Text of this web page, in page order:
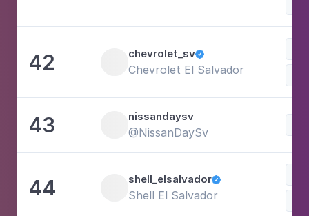
42 chevrolet_sv
Chevrolet El Salvador
43 nissandaysv
@NissanDaySv
44 shell_elsalvador
Shell El Salvador